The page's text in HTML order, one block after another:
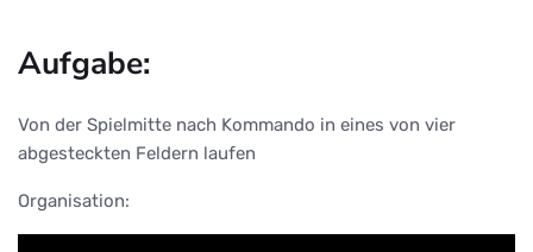
Aufgabe:
Von der Spielmitte nach Kommando in eines von vier
abgesteckten Feldern laufen
Organisation: